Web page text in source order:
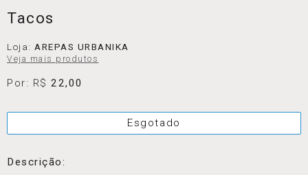
Tacos
Loja: AREPAS URBANIKA
Veja mais produtos
Por: R$22,00
Esgotado
Descrição: